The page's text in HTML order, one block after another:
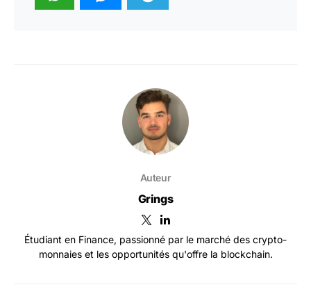
Auteur
Grings
Étudiant en Finance, passionné par le marché des crypto-
monnaies et les opportunités qu'offre la blockchain.